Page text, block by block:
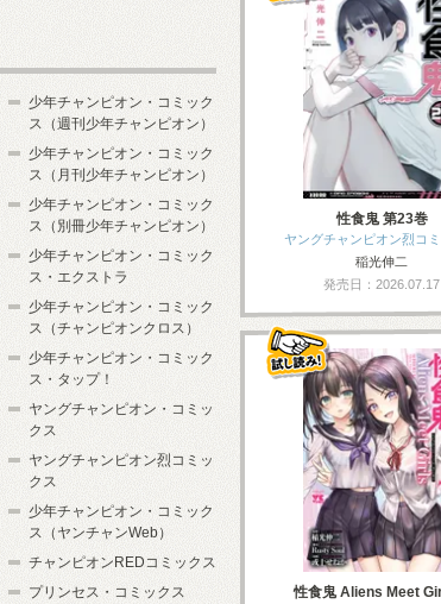
性食鬼 第23巻
ヤングチャンピオン烈コ
稲光伸二
発売日：2026.07.17
性食鬼 Aliens Meet
少年チャンピオン・コミック
ス（週刊少年チャンピオン）
少年チャンピオン・コミック
ス（月刊少年チャンピオン）
少年チャンピオン・コミック
ス（別冊少年チャンピオン）
少年チャンピオン・コミック
ス・エクストラ
少年チャンピオン・コミック
ス（チャンピオンクロス）
少年チャンピオン・コミック
ス・タップ！
ヤングチャンピオン・コミッ
クス
ヤングチャンピオン烈コミッ
クス
少年チャンピオン・コミック
ス（ヤンチャンWeb）
チャンピオンREDコミックス
プリンセス・コミックス